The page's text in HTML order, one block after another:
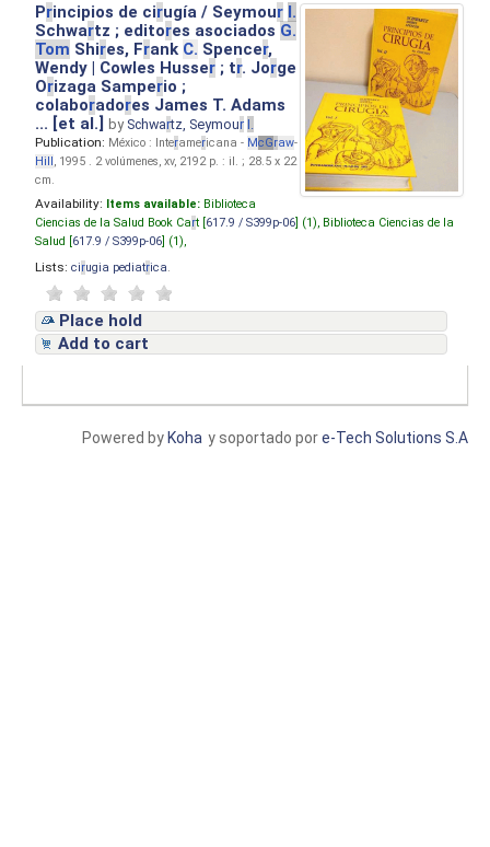
Principios de cirugía / Seymour I.
Schwartz ; editores asociados G.
Tom Shires, Frank C. Spencer,
Wendy | Cowles Husser ; tr. Jorge
Orizaga Samperio ;
colaboradores James T. Adams
... [et al.]by Schwartz, Seymour I.
Publication: México : Interamericana - McGraw-
Hill, 1995 . 2 volúmenes, xv, 2192 p. : il. ; 28.5 x 22
cm.
Availability: Items available: Biblioteca
Ciencias de la Salud Book Cart [ 617.9 / S399p-06 ] (1), Biblioteca Ciencias de la
Salud [ 617.9 / S399p-06 ] (1),
Lists: cirugia pediatrica
Place hold
Add to cart
y soportado pore-Tech Solutions S.A
Powered by Koha